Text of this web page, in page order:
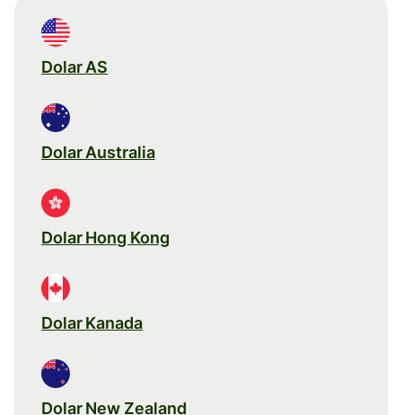
Dolar AS
Dolar Australia
Dolar Hong Kong
Dolar Kanada
Dolar New Zealand